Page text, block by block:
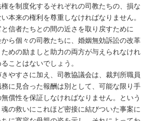
を制度化するそれぞれの司教たちの、損な
本来の権利を尊重しなければなりません。
信者たちとの間の近さを取り戻すために
ら個々の司教たちに、婚姻無効訴訟の改革
めの励ましと助力の両方が与えられなけれ
ことはないでしょう。
やすさに加え、司教協議会は、裁判所職員
に見合った報酬は別として、可能な限り手
償性を保証しなければなりません。という
の救いにこれほど密接に結びついた事案に